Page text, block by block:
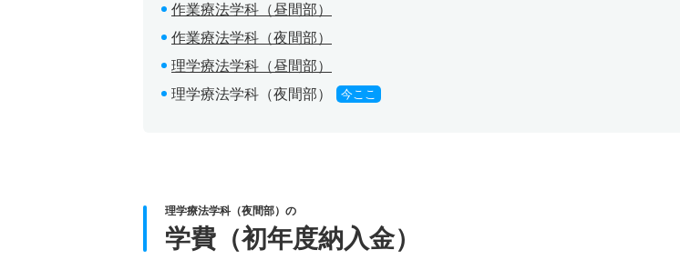
作業療法学科（昼間部）
作業療法学科（夜間部）
理学療法学科（昼間部）
理学療法学科（夜間部）
今ここ
理学療法学科（夜間部）の
学費（初年度納入金）